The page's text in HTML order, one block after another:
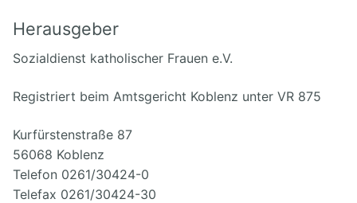
Herausgeber
Sozialdienst katholischer Frauen e.V.
Registriert beim Amtsgericht Koblenz unter VR 875
Kurfürstenstraße 87
56068 Koblenz
Telefon 0261/30424-0
Telefax 0261/30424-30